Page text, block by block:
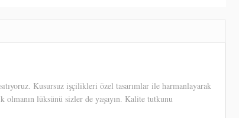
Kusursuz işçilikleri özel tasarımlar ile harmanlayarak
lüksünü sizler de yaşayın. Kalite tutkunu